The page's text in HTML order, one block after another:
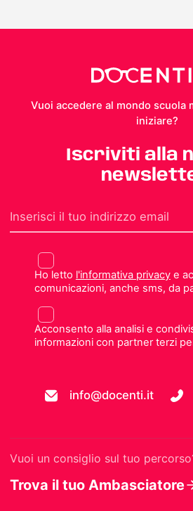
Vuoi accedere al mondo scuola
iniziare?
Iscriviti alla
Ho letto l'informativa privacye
comunicazioni, anche sms, da
Acconsento alla analisi e
informazioni con partner terzi
info@docenti.it
Vuoi un consiglio sul tuo
Trova il tuo Ambasciatore